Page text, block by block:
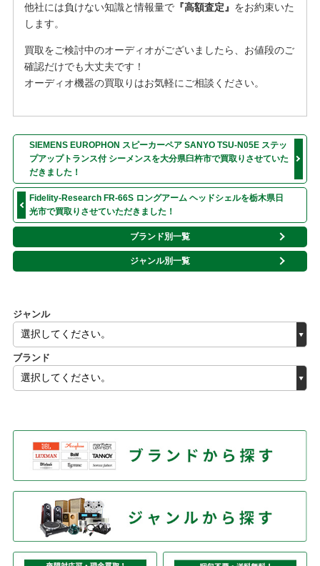
ジャンル
ブランド
他社には負けない知識と情報量で『高額査定』 をお約束いた
します。
買取をご検討中のオーディオがございましたら、お値段のご
確認だけでも大丈夫です！
オーディオ機器の買取りはお気軽にご相談ください。
SIEMENS EUROPHON スピーカーペア SANYO TSU-N05E ステッ
プアップトランス付 シーメンスを大分県臼杵市で買取りさせていた
だきました！
Fidelity-Research FR-66S ロングアーム ヘッドシェルを栃木県日
光市で買取りさせていただきました！
ブランド別一覧
ジャンル別一覧